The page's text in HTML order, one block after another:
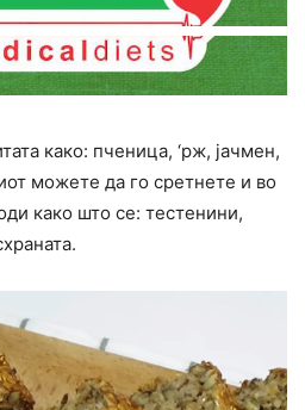
како: пченица, ‘рж, јачмен,
можете да го сретнете и во
како што се: тестенини,